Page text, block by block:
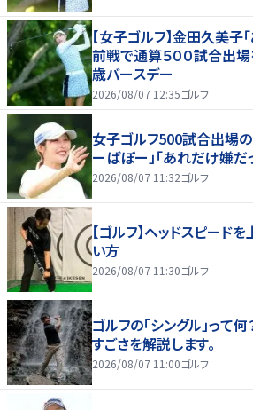
【女子ゴルフ】金田久美子
前戦で通算５００試合出
歳バースデー
2026/08/07 12:35ゴルフ
女子ゴルフ500試合出場
ーばぼー」「あれだけ嫌だ
2026/08/07 11:32ゴルフ
【ゴルフ】ヘッドスピード
い方
2026/08/07 11:30ゴルフ
ゴルフの「シングル」って
すごさを解説します。
2026/08/07 11:00ゴルフ